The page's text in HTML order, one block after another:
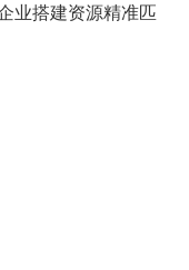
业搭建资源精准匹